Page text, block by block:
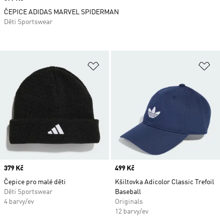
Price
379 Kč
Čepice pro malé děti
Děti Sportswear
4 barvy/ev
Price
499 Kč
Kšiltovka Adicolor Classic Trefoil
Baseball
Originals
12 barvy/ev
ČEPICE ADIDAS MARVEL SPIDERMAN
Děti Sportswear